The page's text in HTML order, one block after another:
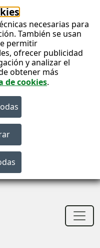
necesarias para
También se usan
permitir
ofrecer publicidad
y analizar el
obtener más
de cookies.